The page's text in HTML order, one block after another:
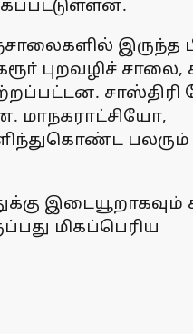
இருந்த
புறவழிச் சாலை,
சாஸ்திரி
மாநகராட்சியோ,
பலரும்
இடையூறாகவும்
மிகப்பெரிய